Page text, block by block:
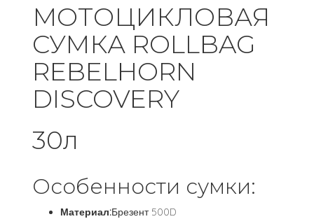
МОТОЦИКЛОВАЯ
СУМКА ROLLBAG
REBELHORN
DISCOVERY
30л
Особенности сумки:
Материал:Брезент 500D